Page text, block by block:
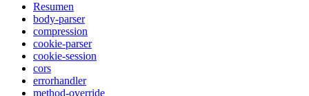
Resumen
body-parser
compression
cookie-parser
cookie-session
cors
errorhandler
method-override